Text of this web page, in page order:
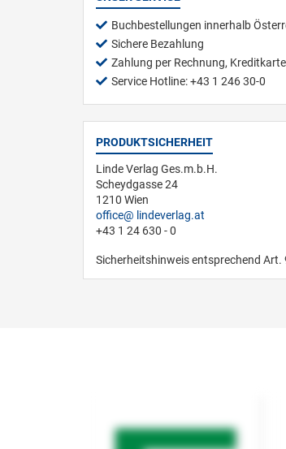
Buchbestellungen innerhalb
Sichere Bezahlung
Zahlung per Rechnung,
Service Hotline: +43 1 246 30-0
PRODUKTSICHERHEIT
Linde Verlag Ges.m.b.H.
Scheydgasse 24
1210 Wien
office
lindeverlag.at
+43 1 24 630 - 0
Sicherheitshinweis entsprechend Art.